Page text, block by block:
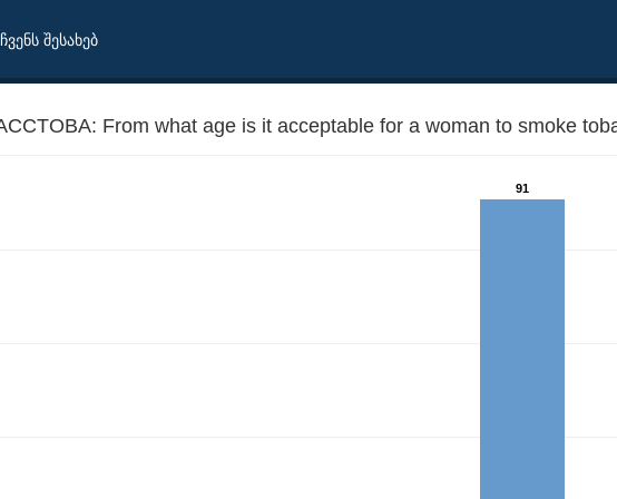
ჩვენს შესახებ
From what age is it acceptable for a woman to smoke
91